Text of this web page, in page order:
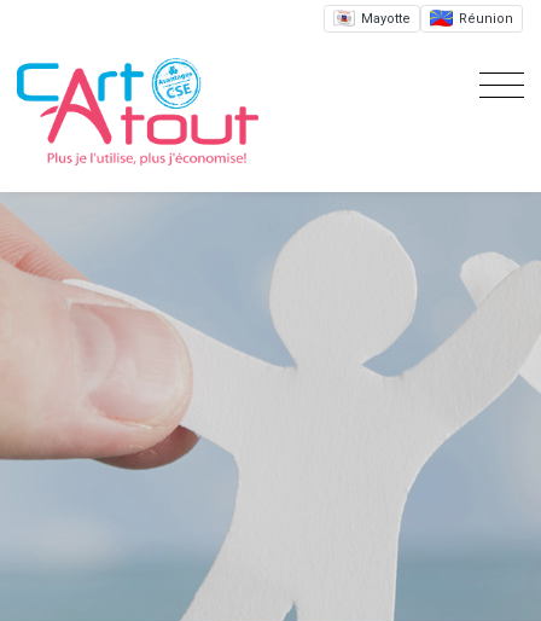
Mayotte Réunion